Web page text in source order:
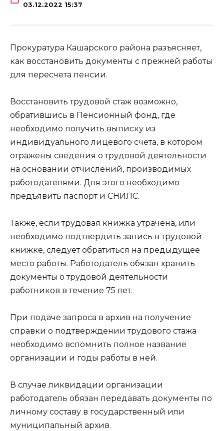
03.12.2022 15:37
Прокуратура Кашарского района разъясняет,
как восстановить документы с прежней работы
для пересчета пенсии.
Восстановить трудовой стаж возможно,
обратившись в Пенсионный фонд, где
необходимо получить выписку из
индивидуального лицевого счета, в котором
отражены сведения о трудовой деятельности
на основании отчислений, производимых
работодателями. Для этого необходимо
предъявить паспорт и СНИЛС.
Также, если трудовая книжка утрачена, или
необходимо подтвердить запись в трудовой
книжке, следует обратиться на предыдущее
место работы. Работодатель обязан хранить
документы о трудовой деятельности
работников в течение 75 лет.
При подаче запроса в архив на получение
справки о подтверждении трудового стажа
необходимо вспомнить полное название
организации и годы работы в ней.
В случае ликвидации организации
работодатель обязан передавать документы по
личному составу в государственный или
муниципальный архив.